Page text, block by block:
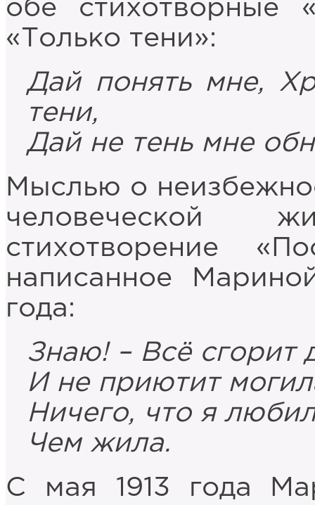
обе стихотворные
«Только тени»:
Дай понять мне,
тени,
Дай не тень мне
Мыслью о
человеческой
стихотворение
написанное
года:
Знаю! – Всё сгорит
И не приютит
Ничего, что я
Чем жила.
С мая 1913 года